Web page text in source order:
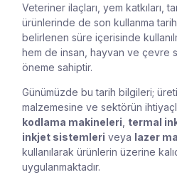
Veteriner ilaçları, yem katkıları,
ürünlerinde de son kullanma
belirlenen süre içerisinde
hem de insan, hayvan ve çevre
öneme sahiptir.
Günümüzde bu tarih bilgileri;
malzemesine ve sektörün
kodlama makineleri termal
inkjet sistemleri veya lazer
kullanılarak ürünlerin üzerine
uygulanmaktadır.